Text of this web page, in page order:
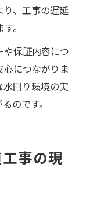
り、工事の遅延
。
や保証内容につ
につながりま
回り環境の実
のです。
事の現